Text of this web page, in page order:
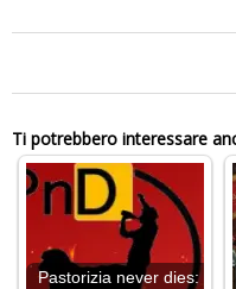
Ti potrebbero interessare
Pastorizia never dies: